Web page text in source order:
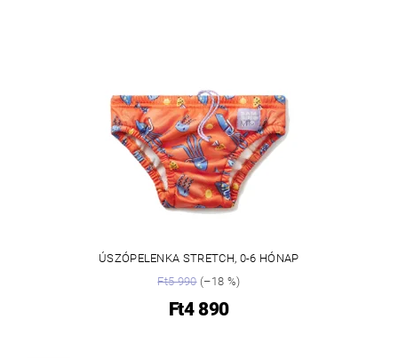
ÚSZÓPELENKA STRETCH, 0-6 HÓNAP
Ft5 990(–18 %)
Ft4 890